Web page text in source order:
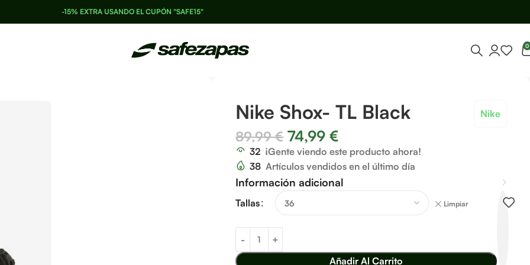
-15% EXTRA USANDO EL CUPÓN "SAFE15"
0
Nike Shox- TL Black Nike
89,99€ 74,99€
32 ¡Gente viendo este producto ahora!
38 Artículos vendidos en el último día
Información adicional
Tallas Limpiar
Añadir Al Carrito